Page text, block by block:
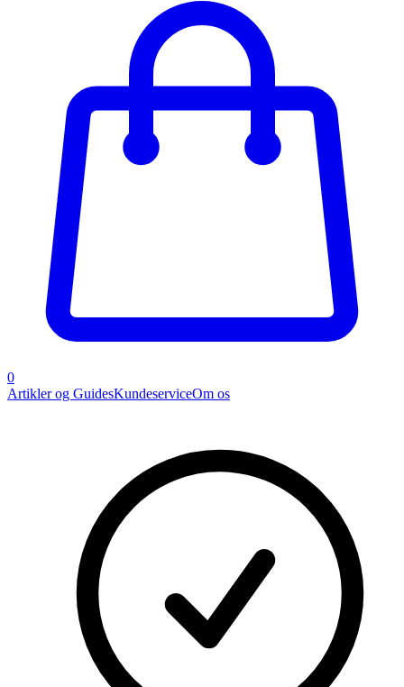
0
Artikler og GuidesKundeserviceOm os